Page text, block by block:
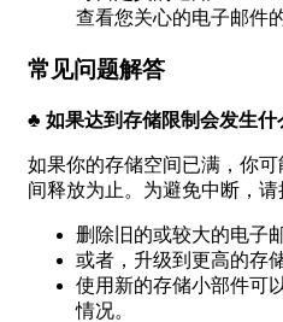
查看您关心的电子邮件
常见问题解答
♣ 如果达到存储限制会发生什
如果你的存储空间已满，你
间释放为止。为避免中断，请
删除旧的或较大的电子邮
或者，升级到更高的存
使用新的存储小部件可
情况。